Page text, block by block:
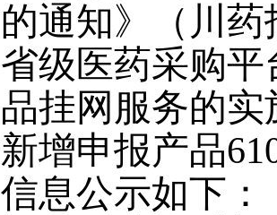
的通知》（川药
省级医药采购
品挂网服务的
新增申报产品
信息公示如下：